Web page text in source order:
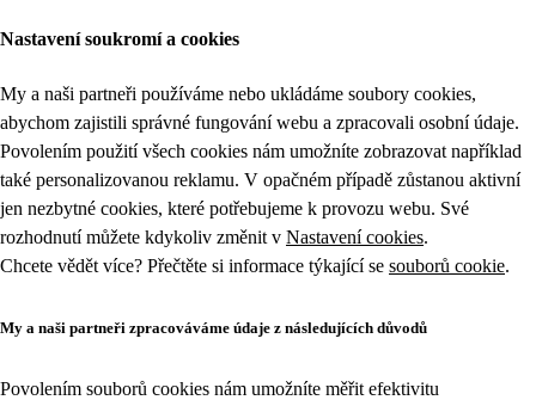
Nastavení soukromí a cookies
My a naši partneři používáme nebo ukládáme soubory cookies,
abychom zajistili správné fungování webu a zpracovali osobní údaje.
Povolením použití všech cookies nám umožníte zobrazovat například
také personalizovanou reklamu. V opačném případě zůstanou aktivní
jen nezbytné cookies, které potřebujeme k provozu webu. Své
rozhodnutí můžete kdykoliv změnit v Nastavení cookies.
Chcete vědět více? Přečtěte si informace týkající se souborů cookie.
My a naši partneři zpracováváme údaje z následujících důvodů
Povolením souborů cookies nám umožníte měřit efektivitu